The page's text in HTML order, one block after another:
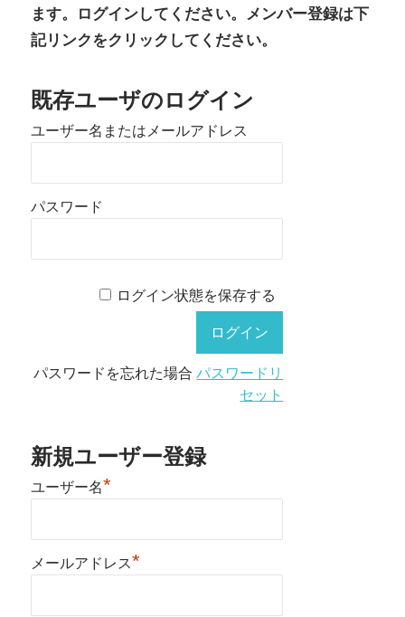
ます。ログインしてください。メンバー登録は下
記リンクをクリックしてください。
既存ユーザのログイン
ユーザー名またはメールアドレス
パスワード
ログイン状態を保存する
パスワードを忘れた場合パスワードリ
セット
新規ユーザー登録
ユーザー名*
メールアドレス*